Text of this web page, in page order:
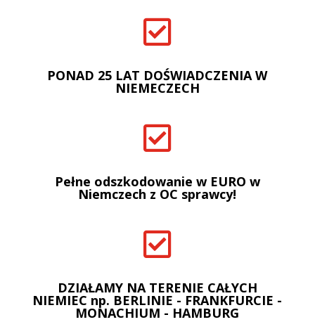

PONAD 25 LAT DOŚWIADCZENIA W
NIEMECZECH

Pełne odszkodowanie w EURO w
Niemczech z OC sprawcy!

DZIAŁAMY NA TERENIE CAŁYCH
NIEMIEC np. BERLINIE - FRANKFURCIE -
MONACHIUM - HAMBURG